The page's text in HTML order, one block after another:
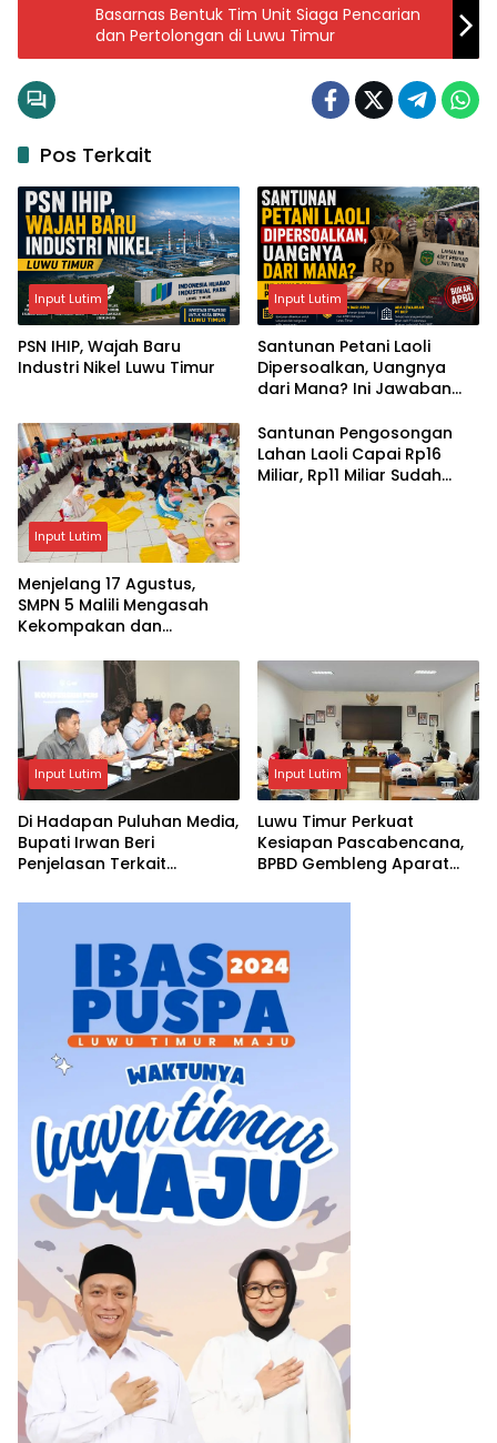
Basarnas Bentuk Tim Unit Siaga Pencarian
dan Pertolongan di Luwu Timur
Pos Terkait
Input Lutim
PSN IHIP, Wajah Baru
Industri Nikel Luwu Timur
Input Lutim
Santunan Petani Laoli
Dipersoalkan, Uangnya
dari Mana? Ini Jawaban
Input Lutim
Menjelang 17 Agustus,
SMPN 5 Malili Mengasah
Kekompakan dan
Santunan Pengosongan
Lahan Laoli Capai Rp16
Miliar, Rp11 Miliar Sudah
Input Lutim
Di Hadapan Puluhan Media,
Bupati Irwan Beri
Penjelasan Terkait
Input Lutim
Luwu Timur Perkuat
Kesiapan Pascabencana,
BPBD Gembleng Aparat